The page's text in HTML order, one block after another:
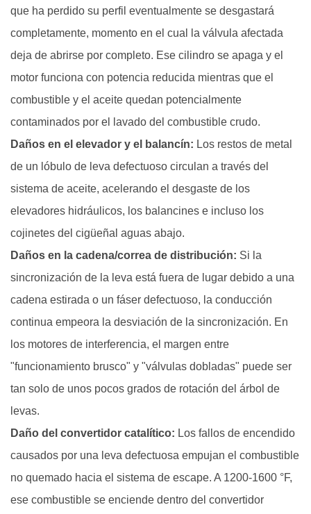
que ha perdido su perfil eventualmente se desgastará
completamente, momento en el cual la válvula afectada
deja de abrirse por completo. Ese cilindro se apaga y el
motor funciona con potencia reducida mientras que el
combustible y el aceite quedan potencialmente
contaminados por el lavado del combustible crudo.
Daños en el elevador y el balancín: Los restos de metal
de un lóbulo de leva defectuoso circulan a través del
sistema de aceite, acelerando el desgaste de los
elevadores hidráulicos, los balancines e incluso los
cojinetes del cigüeñal aguas abajo.
Daños en la cadena/correa de distribución: Si la
sincronización de la leva está fuera de lugar debido a una
cadena estirada o un fáser defectuoso, la conducción
continua empeora la desviación de la sincronización. En
los motores de interferencia, el margen entre
"funcionamiento brusco" y "válvulas dobladas" puede ser
tan solo de unos pocos grados de rotación del árbol de
levas.
Daño del convertidor catalítico: Los fallos de encendido
causados por una leva defectuosa empujan el combustible
no quemado hacia el sistema de escape. A 1200-1600 °F,
ese combustible se enciende dentro del convertidor